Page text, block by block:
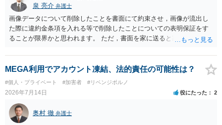
泉 亮介 弁護士
画像データについて削除したことを書面にて約束させ，画像が流出し
た際に違約金条項を入れる等で削除したことについての表明保証をす
ることが限界かと思われます。 ただ，書面を家に送ると家族に不貞行
除等を求めることは避けたほうが良いかと思われます。
MEGA利用でアカウント凍結、法的責任の可能性は？
#個人・プライベート #加害者 #リベンジポルノ
2026年7月14日 役にたった 2
奥村 徹 弁護士